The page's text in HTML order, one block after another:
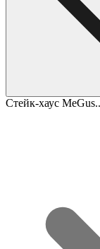
Стейк-хаус